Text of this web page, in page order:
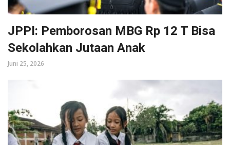
JPPI: Pemborosan MBG Rp 12 T Bisa
Sekolahkan Jutaan Anak
Juni 25, 2026